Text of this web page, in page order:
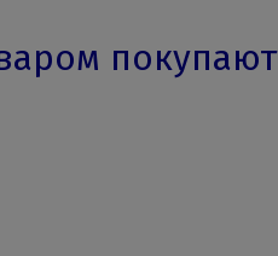
покупают